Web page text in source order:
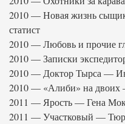
2010 — Новая жизнь
статист
2010 — Любовь и прочие
2010 — Записки
2010 — Доктор Тырса —
2010 — «Алиби» на
2011 — Ярость — Гена
2011 — Участковый —